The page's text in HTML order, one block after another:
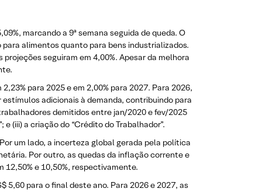
marcando a 9ª semana seguida de queda. O
alimentos quanto para bens industrializados.
seguiram em 4,00%. Apesar da melhora
para 2025 e em 2,00% para 2027. Para 2026,
adicionais à demanda, contribuindo para
demitidos entre jan/2020 e fev/2025
(iii) a criação do “Crédito do Trabalhador”.
um lado, a incerteza global gerada pela política
Por outro, as quedas da inflação corrente e
12,50% e 10,50%, respectivamente.
5,60 para o final deste ano. Para 2026 e 2027, as